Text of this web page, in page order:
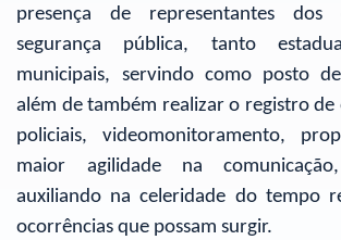
presença de representantes dos
segurança pública, tanto
municipais, servindo como posto
além de também realizar o registro de
policiais, videomonitoramento,
maior agilidade na
auxiliando na celeridade do tempo
ocorrências que possam surgir.